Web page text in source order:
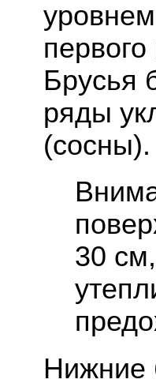
Брусья
ряды
(сосны).
30
Нижние